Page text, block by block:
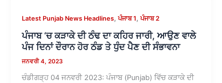
Latest Punjab News Headlines,ਪੰਜਾਬ 1,ਪੰਜਾਬ 2
ਪੰਜਾਬ ‘ਚ ਕੜਾਕੇ ਦੀ ਠੰਢ ਦਾ ਕਹਿਰ ਜਾਰੀ, ਆਉਣ ਵਾਲੇ
ਪੰਜ ਦਿਨਾਂ ਦੌਰਾਨ ਹੋਰ ਠੰਡ ਤੇ ਧੁੰਦ ਪੈਣ ਦੀ ਸੰਭਾਵਨਾ
ਜਨਵਰੀ 4, 2023
ਚੰਡੀਗੜ੍ਹ 04 ਜਨਵਰੀ 2023: ਪੰਜਾਬ (Punjab) ਵਿੱਚ ਕੜਾਕੇ ਦੀ